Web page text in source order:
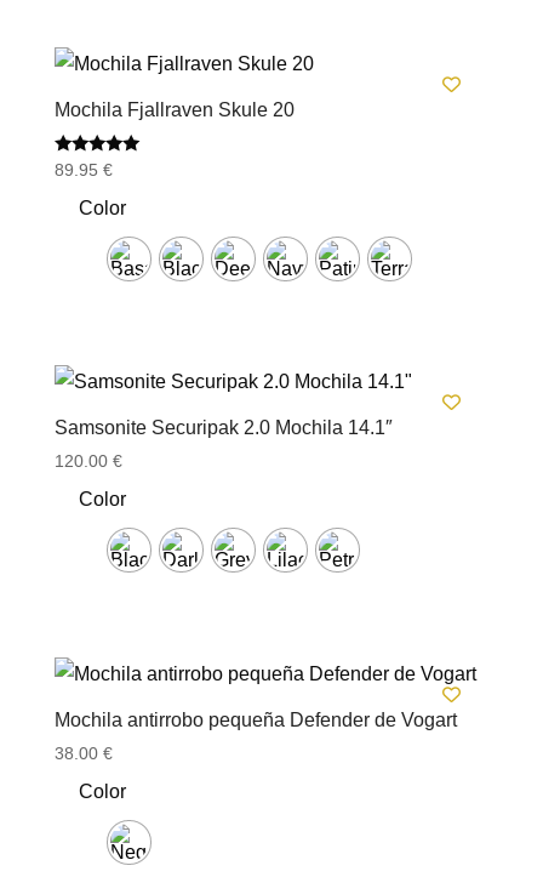
Mochila Fjallraven Skule 20
Valorado
5.00
de 5
89.95 €
Color
Samsonite Securipak 2.0 Mochila 14.1″
120.00 €
Color
Mochila antirrobo pequeña Defender de Vogart
38.00 €
Color